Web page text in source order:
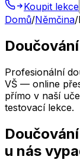
Koupit lekce
Domů/Němčina/
Profesionální
VŠ — online
přímo v naší
testovací lekce.
Doučování
u nás